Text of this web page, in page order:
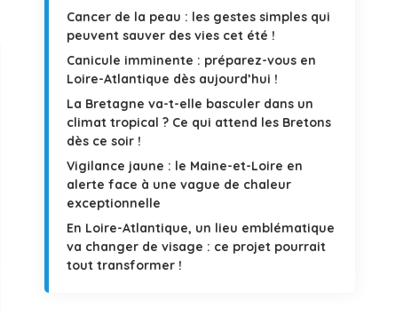
Cancer de la peau : les gestes simples qui
peuvent sauver des vies cet été !
Canicule imminente : préparez-vous en
Loire-Atlantique dès aujourd’hui !
La Bretagne va-t-elle basculer dans un
climat tropical ? Ce qui attend les Bretons
dès ce soir !
Vigilance jaune : le Maine-et-Loire en
alerte face à une vague de chaleur
exceptionnelle
En Loire-Atlantique, un lieu emblématique
va changer de visage : ce projet pourrait
tout transformer !